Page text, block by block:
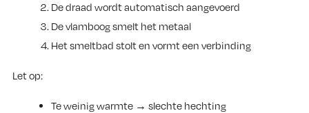
De draad wordt automatisch aangevoerd
De vlamboog smelt het metaal
Het smeltbad stolt en vormt een verbinding
Let op:
Te weinig warmte → slechte hechting